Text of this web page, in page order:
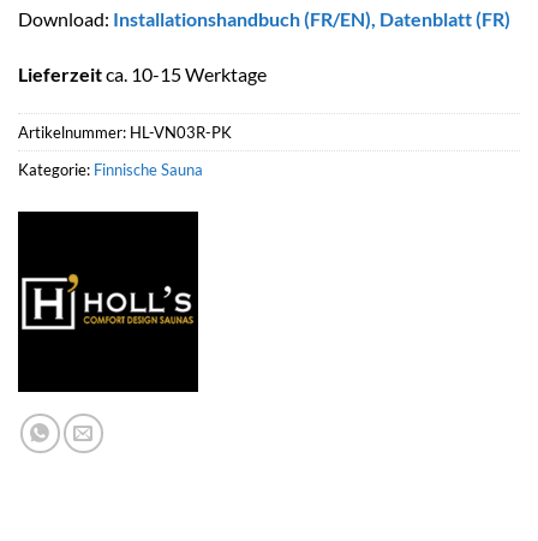
Download: Installationshandbuch (FR/EN) Datenblatt (FR)
Lieferzeitca. 10-15 Werktage
Artikelnummer: HL-VN03R-PK
Kategorie: Finnische Sauna